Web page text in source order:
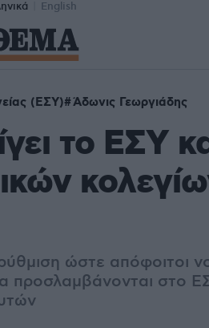
English
(ΕΣΥ) Άδωνις Γεωργιάδης
το ΕΣΥ
ώστε απόφοιτοι
προσλαμβάνονται στο